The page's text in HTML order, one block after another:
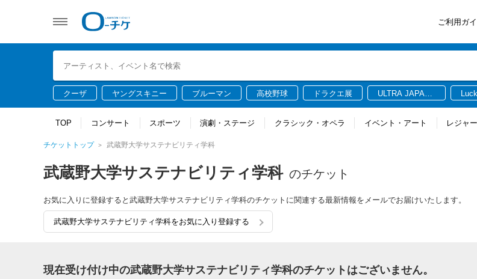
ご利用ガ
クーザ ヤングスキニー ブルーマン 高校野球 ドラクエ展
ULTRA JAPAN
TOP コンサート スポーツ 演劇・ステージ クラシック・オペラ イベント・アート レジャー
チケットトップ 武蔵野大学サステナビリティ学科
武蔵野大学サステナビリティ学科 のチケット
お気に入りに登録すると武蔵野大学サステナビリティ学科のチケットに関連する最新情報をメールでお届けいたします。
武蔵野大学サステナビリティ学科をお気に入り登録する
現在受け付け中の武蔵野大学サステナビリティ学科のチケットはございません。